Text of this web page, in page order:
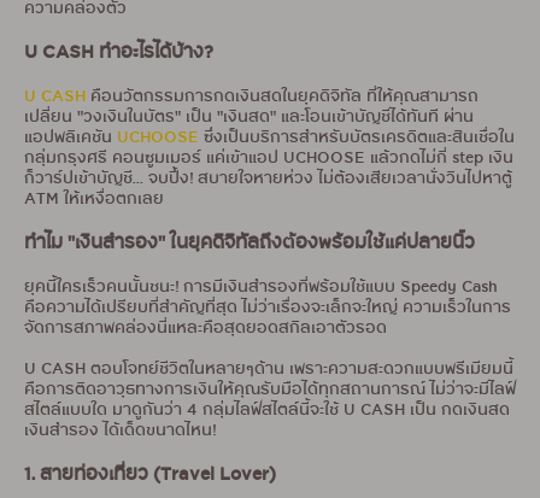
ความคล่องตัว
U CASH ทำอะไรได้บ้าง?
U CASH คือนวัตกรรมการกดเงินสดในยุคดิจิทัล ที่ให้คุณสามารถ
เปลี่ยน "วงเงินในบัตร" เป็น "เงินสด" และโอนเข้าบัญชีได้ทันที ผ่าน
แอปพลิเคชัน UCHOOSE ซึ่งเป็นบริการสำหรับบัตรเครดิตและสินเชื่อใน
กลุ่มกรุงศรี คอนซูมเมอร์ แค่เข้าแอป UCHOOSE แล้วกดไม่กี่ step เงิน
ก็วาร์ปเข้าบัญชี... จบปึ้ง! สบายใจหายห่วง ไม่ต้องเสียเวลานั่งวินไปหาตู้
ATM ให้เหงื่อตกเลย
ทำไม "เงินสำรอง" ในยุคดิจิทัลถึงต้องพร้อมใช้แค่ปลายนิ้ว
ยุคนี้ใครเร็วคนนั้นชนะ! การมีเงินสำรองที่พร้อมใช้แบบ Speedy Cash
คือความได้เปรียบที่สำคัญที่สุด ไม่ว่าเรื่องจะเล็กจะใหญ่ ความเร็วในการ
จัดการสภาพคล่องนี่แหละคือสุดยอดสกิลเอาตัวรอด
U CASH ตอบโจทย์ชีวิตในหลายๆด้าน เพราะความสะดวกแบบพรีเมียมนี้
คือการติดอาวุธทางการเงินให้คุณรับมือได้ทุกสถานการณ์ ไม่ว่าจะมีไลฟ์
สไตล์แบบใด มาดูกันว่า 4 กลุ่มไลฟ์สไตล์นี้จะใช้ U CASH เป็น กดเงินสด
เงินสำรอง ได้เด็ดขนาดไหน!
1. สายท่องเที่ยว (Travel Lover)